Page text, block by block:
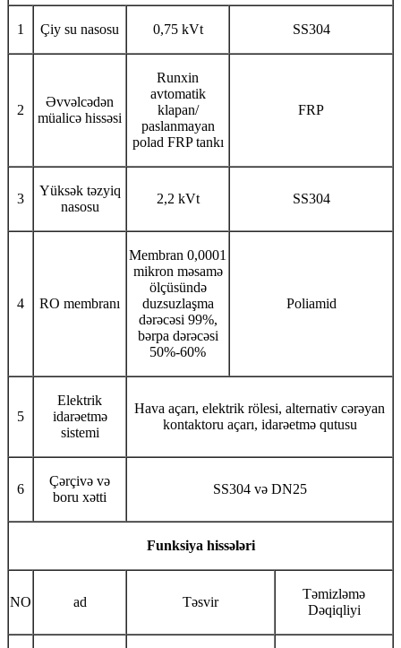
1 Çiy su nasosu 0,75 kVt SS304
2
Əvvəlcədən
müalicə hissəsi
Runxin
avtomatik
klapan/
paslanmayan
polad FRP tankı
FRP
3
Yüksək təzyiq
nasosu
2,2 kVt SS304
4 RO membranı
Membran 0,0001
mikron məsamə
ölçüsündə
duzsuzlaşma
dərəcəsi 99%,
bərpa dərəcəsi
50%-60%
Poliamid
5
Elektrik
idarəetmə
sistemi
Hava açarı, elektrik rölesi, alternativ cərəyan
kontaktoru açarı, idarəetmə qutusu
6
Çərçivə və
boru xətti
SS304 və DN25
Funksiya hissələri
NO ad Təsvir
Təmizləmə
Dəqiqliyi